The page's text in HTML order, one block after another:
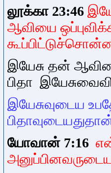
லூக்கா 23:46
ஆவியை
இயேசு தன்
பிதா
இயேசுவுடைய
யோவான் 7:16